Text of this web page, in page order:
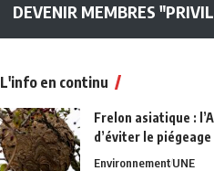
DEVENIR MEMBRES
L'info en continu
Frelon asiatique :
d’éviter le
EnvironnementUNE